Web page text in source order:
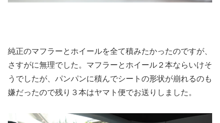
純正のマフラーとホイールを全て積みたかったのですが、
さすがに無理でした。マフラーとホイール２本ならいけそ
うでしたが、パンパンに積んでシートの形状が崩れるのも
嫌だったので残り３本はヤマト便でお送りしました。